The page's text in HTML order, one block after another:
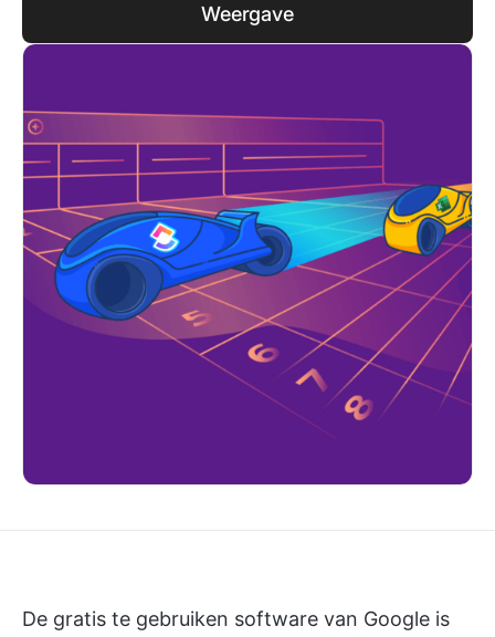
Weergave
De gratis te gebruiken software van Google is